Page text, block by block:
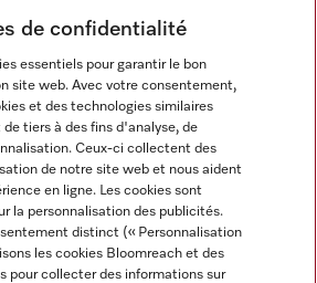
Instagram
Miele sur Pinterest
de confidentialité
essentiels pour garantir le bon
site web. Avec votre consentement,
et des technologies similaires
tiers à des fins d'analyse, de
Ceux-ci collectent des
de notre site web et nous aident
en ligne. Les cookies sont
la personnalisation des publicités.
distinct (« Personnalisation
les cookies Bloomreach et des
pour collecter des informations sur